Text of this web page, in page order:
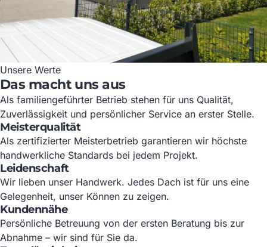
Unsere Werte
Das macht uns aus
Als familiengeführter Betrieb stehen für uns Qualität,
Zuverlässigkeit und persönlicher Service an erster Stelle.
Meisterqualität
Als zertifizierter Meisterbetrieb garantieren wir höchste
handwerkliche Standards bei jedem Projekt.
Leidenschaft
Wir lieben unser Handwerk. Jedes Dach ist für uns eine
Gelegenheit, unser Können zu zeigen.
Kundennähe
Persönliche Betreuung von der ersten Beratung bis zur
Abnahme – wir sind für Sie da.